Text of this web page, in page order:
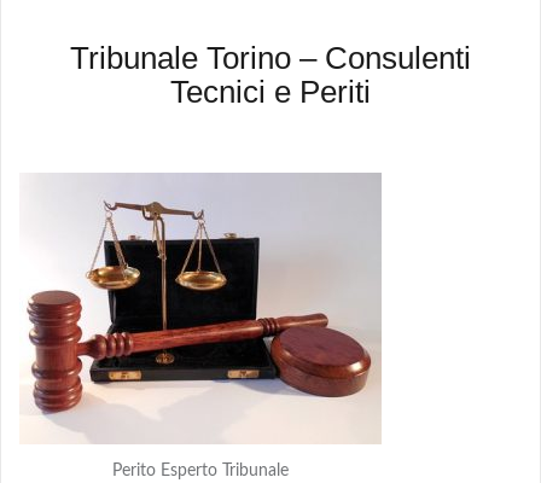
Tribunale Torino – Consulenti
Tecnici e Periti
Perito Esperto Tribunale